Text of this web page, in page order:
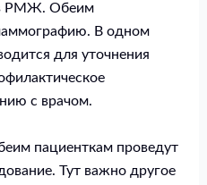
РМЖ. Обеим
В одном
для уточнения
с врачом.
пациенткам проведут
Тут важно другое